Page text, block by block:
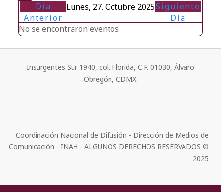
Día
Anterior
Lunes, 27. Octubre 2025Siguiente
Día
No se encontraron eventos
Insurgentes Sur 1940, col. Florida, C.P. 01030, Álvaro
Obregón, CDMX.
Coordinación Nacional de Difusión - Dirección de Medios de
Comunicación - INAH - ALGUNOS DERECHOS RESERVADOS ©
2025